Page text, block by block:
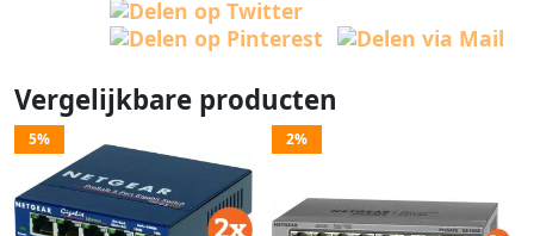
Vergelijkbare producten
5% 2%